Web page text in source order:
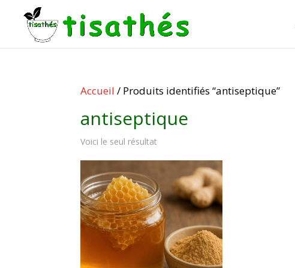
Accueil / Produits identifiés “antiseptique”
antiseptique
Voici le seul résultat